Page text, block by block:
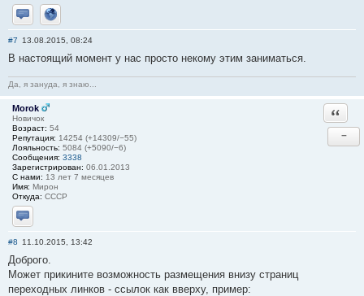
Отправить личное сообщение
Сайт
#7 13.08.2015, 08:24
В настоящий момент у нас просто некому этим заниматься.
Да, я зануда, я знаю...
Morok
Новичок
Возраст: 54
Репутация: 14254 (+14309/−55)
Лояльность: 5084 (+5090/−6)
Сообщения: 3338
Зарегистрирован: 06.01.2013
С нами: 13 лет 7 месяцев
Имя: Мирон
Откуда: СССР
Отправить личное сообщение
−
#8 11.10.2015, 13:42
Доброго.
Может прикините возможность размещения внизу страниц
переходных линков - ссылок как вверху, пример: